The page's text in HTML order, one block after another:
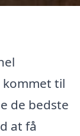
til
de bedste
at få